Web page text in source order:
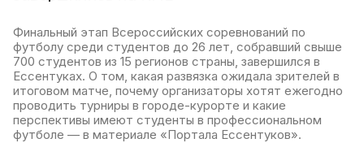
Финальный этап Всероссийских соревнований по
футболу среди студентов до 26 лет, собравший свыше
700 студентов из 15 регионов страны, завершился в
Ессентуках. О том, какая развязка ожидала зрителей в
итоговом матче, почему организаторы хотят ежегодно
проводить турниры в городе-курорте и какие
перспективы имеют студенты в профессиональном
футболе — в материале «Портала Ессентуков».